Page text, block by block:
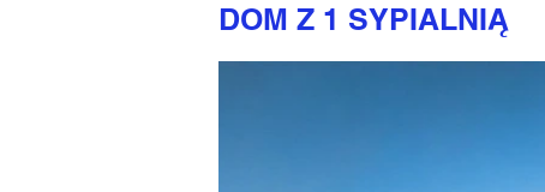
DOM Z 1 SYPIALNIĄ